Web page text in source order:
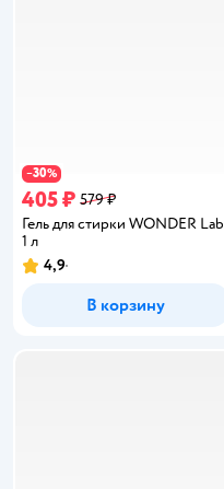
−30%
405 ₽ 579 ₽
Гель для стирки WONDER Lab
1 л
Рейтинг:
4,9
В корзину